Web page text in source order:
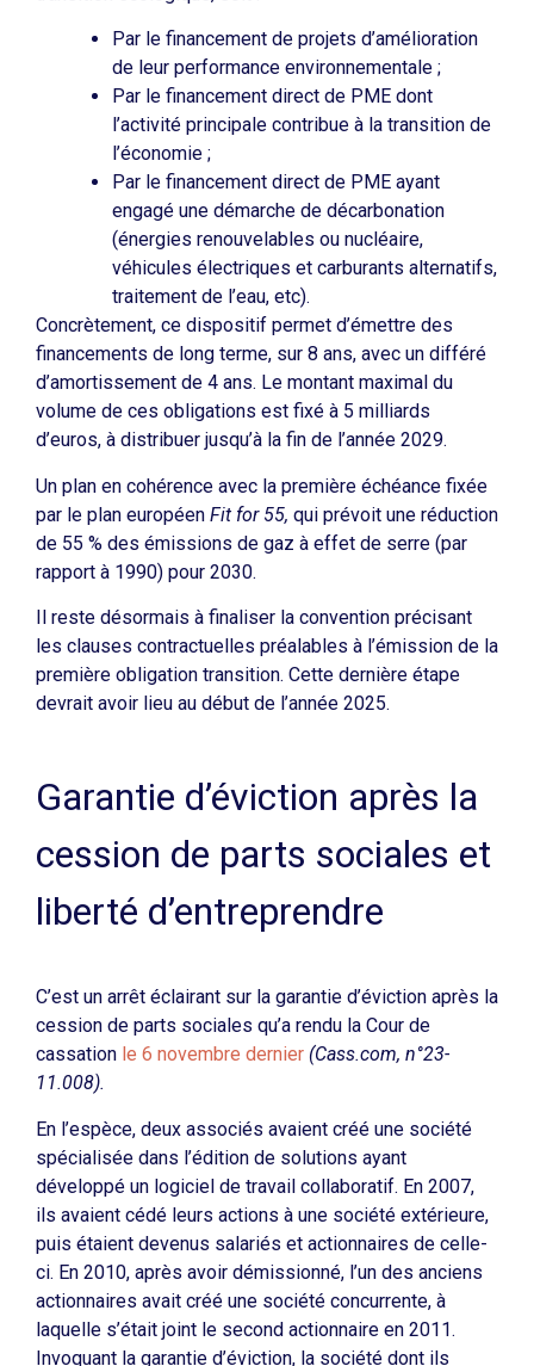
Par le financement de projets d’amélioration
de leur performance environnementale ;
Par le financement direct de PME dont
l’activité principale contribue à la transition de
l’économie ;
Par le financement direct de PME ayant
engagé une démarche de décarbonation
(énergies renouvelables ou nucléaire,
véhicules électriques et carburants alternatifs,
traitement de l’eau, etc).
Concrètement, ce dispositif permet d’émettre des
financements de long terme, sur 8 ans, avec un différé
d’amortissement de 4 ans. Le montant maximal du
volume de ces obligations est fixé à 5 milliards
d’euros, à distribuer jusqu’à la fin de l’année 2029.
Un plan en cohérence avec la première échéance fixée
par le plan européen Fit for 55, qui prévoit une réduction
de 55 % des émissions de gaz à effet de serre (par
rapport à 1990) pour 2030.
Il reste désormais à finaliser la convention précisant
les clauses contractuelles préalables à l’émission de la
première obligation transition. Cette dernière étape
devrait avoir lieu au début de l’année 2025.
Garantie d’éviction après la
cession de parts sociales et
liberté d’entreprendre
C’est un arrêt éclairant sur la garantie d’éviction après la
cession de parts sociales qu’a rendu la Cour de
cassation le 6 novembre dernier (Cass.com, n°23-
11.008).
En l’espèce, deux associés avaient créé une société
spécialisée dans l’édition de solutions ayant
développé un logiciel de travail collaboratif. En 2007,
ils avaient cédé leurs actions à une société extérieure,
puis étaient devenus salariés et actionnaires de celle-
ci. En 2010, après avoir démissionné, l’un des anciens
actionnaires avait créé une société concurrente, à
laquelle s’était joint le second actionnaire en 2011.
Invoquant la garantie d’éviction, la société dont ils